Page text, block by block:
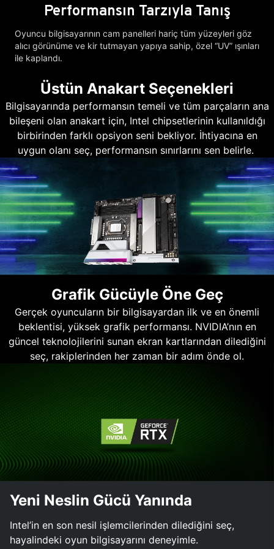
Performansın Tarzıyla Tanış
Oyuncu bilgisayarının cam panelleri hariç tüm yüzeyleri göz
alıcı görünüme ve kir tutmayan yapıya sahip, özel “UV” ışınları
ile kaplandı.
Üstün Anakart Seçenekleri
Bilgisayarında performansın temeli ve tüm parçaların ana
bileşeni olan anakart için, Intel chipsetlerinin kullanıldığı
birbirinden farklı opsiyon seni bekliyor. İhtiyacına en
uygun olanı seç, performansın sınırlarını sen belirle.
Grafik Gücüyle Öne Geç
Gerçek oyuncuların bir bilgisayardan ilk ve en önemli
beklentisi, yüksek grafik performansı. NVIDIA’nın en
güncel teknolojilerini sunan ekran kartlarından dilediğini
seç, rakiplerinden her zaman bir adım önde ol.
Yeni Neslin Gücü Yanında
Intel’in en son nesil işlemcilerinden dilediğini seç,
hayalindeki oyun bilgisayarını deneyimle.